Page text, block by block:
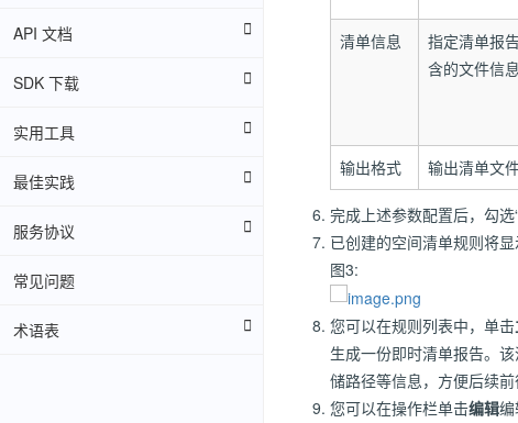
API 文档
SDK 下载
实用工具
最佳实践
服务协议
常见问题
术语表
清单信息
指定清单报
含的文件信息
输出格式
输出清单文
完成上述参数配置后，勾
已创建的空间清单规则将
图3:
您可以在规则列表中，单击
生成一份即时清单报告。
储路径等信息，方便后续前
您可以在操作栏单击编辑